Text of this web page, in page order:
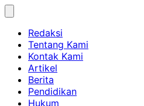
Skip
contentRedaksi
Tentang Kami
Kontak Kami
Artikel
Berita
Pendidikan
Hukum